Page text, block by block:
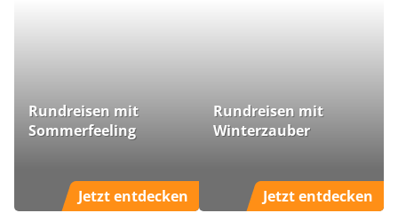
Rundreisen mit
Sommerfeeling
Jetzt entdecken
Rundreisen mit
Winterzauber
Jetzt entdecken